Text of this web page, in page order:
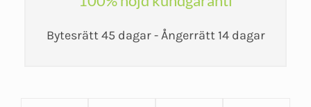
Bytesrätt 45 dagar - Ångerrätt 14 dagar